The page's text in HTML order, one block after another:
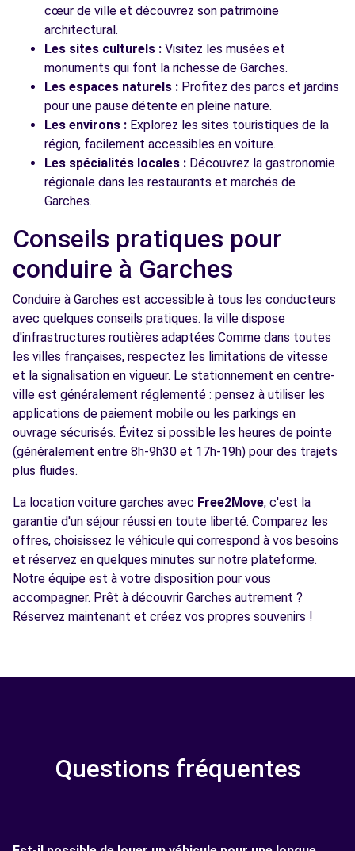
cœur de ville et découvrez son patrimoine
architectural.
Les sites culturels : Visitez les musées et
monuments qui font la richesse de Garches.
Les espaces naturels : Profitez des parcs et jardins
pour une pause détente en pleine nature.
Les environs : Explorez les sites touristiques de la
région, facilement accessibles en voiture.
Les spécialités locales : Découvrez la gastronomie
régionale dans les restaurants et marchés de
Garches.
Conseils pratiques pour
conduire à Garches
Conduire à Garches est accessible à tous les conducteurs
avec quelques conseils pratiques. la ville dispose
d'infrastructures routières adaptées Comme dans toutes
les villes françaises, respectez les limitations de vitesse
et la signalisation en vigueur. Le stationnement en centre-
ville est généralement réglementé : pensez à utiliser les
applications de paiement mobile ou les parkings en
ouvrage sécurisés. Évitez si possible les heures de pointe
(généralement entre 8h-9h30 et 17h-19h) pour des trajets
plus fluides.
La location voiture garches avec Free2Move, c'est la
garantie d'un séjour réussi en toute liberté. Comparez les
offres, choisissez le véhicule qui correspond à vos besoins
et réservez en quelques minutes sur notre plateforme.
Notre équipe est à votre disposition pour vous
accompagner. Prêt à découvrir Garches autrement ?
Réservez maintenant et créez vos propres souvenirs !
Questions fréquentes